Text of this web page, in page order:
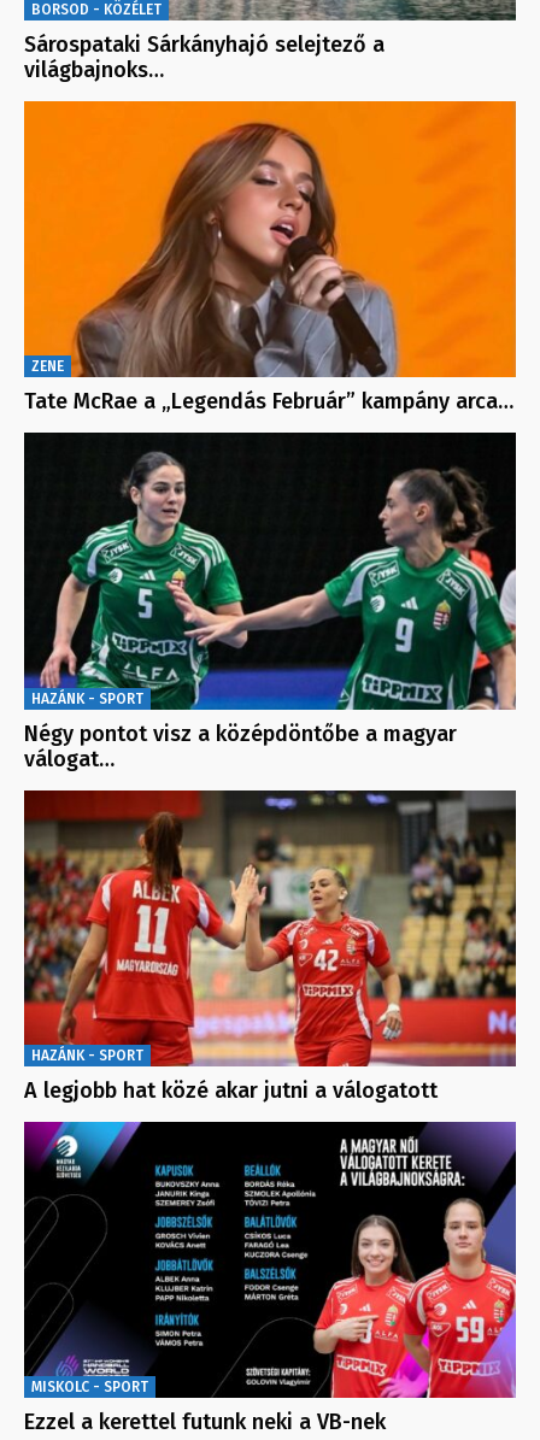
BORSOD - KÖZÉLET
Sárospataki Sárkányhajó selejtező a
világbajnoks…
ZENE
Tate McRae a „Legendás Február” kampány arca…
HAZÁNK - SPORT
Négy pontot visz a középdöntőbe a magyar
válogat…
HAZÁNK - SPORT
A legjobb hat közé akar jutni a válogatott
MISKOLC - SPORT
Ezzel a kerettel futunk neki a VB-nek